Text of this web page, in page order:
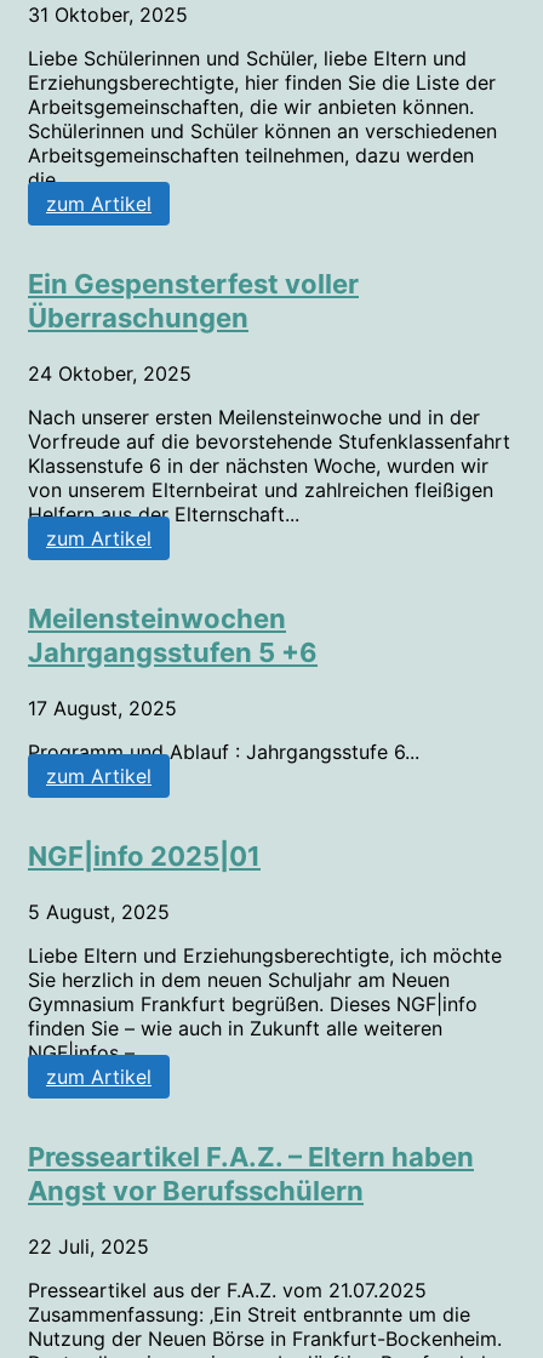
31 Oktober, 2025
Liebe Schülerinnen und Schüler, liebe Eltern und
Erziehungsberechtigte, hier finden Sie die Liste der
Arbeitsgemeinschaften, die wir anbieten können.
Schülerinnen und Schüler können an verschiedenen
Arbeitsgemeinschaften teilnehmen, dazu werden
die...
zum Artikel
Ein Gespensterfest voller
Überraschungen
24 Oktober, 2025
Nach unserer ersten Meilensteinwoche und in der
Vorfreude auf die bevorstehende Stufenklassenfahrt
Klassenstufe 6 in der nächsten Woche, wurden wir
von unserem Elternbeirat und zahlreichen fleißigen
Helfern aus der Elternschaft...
zum Artikel
Meilensteinwochen
Jahrgangsstufen 5 +6
17 August, 2025
Programm und Ablauf : Jahrgangsstufe 6...
zum Artikel
NGF|info 2025|01
5 August, 2025
Liebe Eltern und Erziehungsberechtigte, ich möchte
Sie herzlich in dem neuen Schuljahr am Neuen
Gymnasium Frankfurt begrüßen. Dieses NGF|info
finden Sie – wie auch in Zukunft alle weiteren
NGF|infos –...
zum Artikel
Presseartikel F.A.Z. – Eltern haben
Angst vor Berufsschülern
22 Juli, 2025
Presseartikel aus der F.A.Z. vom 21.07.2025
Zusammenfassung: ‚Ein Streit entbrannte um die
Nutzung der Neuen Börse in Frankfurt-Bockenheim.